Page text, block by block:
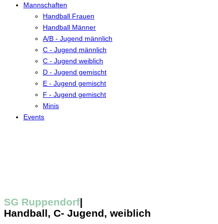
Mannschaften
Handball Frauen
Handball Männer
A/B - Jugend männlich
C - Jugend männlich
C - Jugend weiblich
D - Jugend gemischt
E - Jugend gemischt
F - Jugend gemischt
Minis
Events
SG Ruppendorf|
Handball, C- Jugend, weiblich